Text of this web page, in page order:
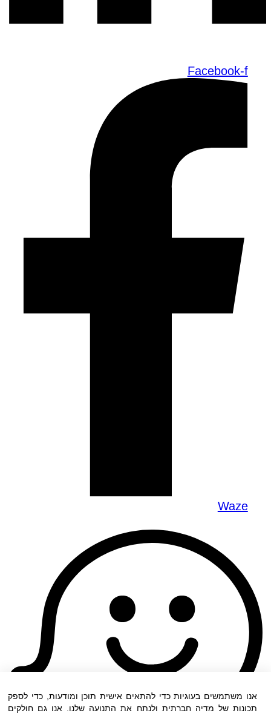
Facebook-f
Waze
אנו משתמשים בעוגיות כדי להתאים אישית תוכן ומודעות, כדי לספק
תכונות של מדיה חברתית ולנתח את התנועה שלנו. אנו גם חולקים